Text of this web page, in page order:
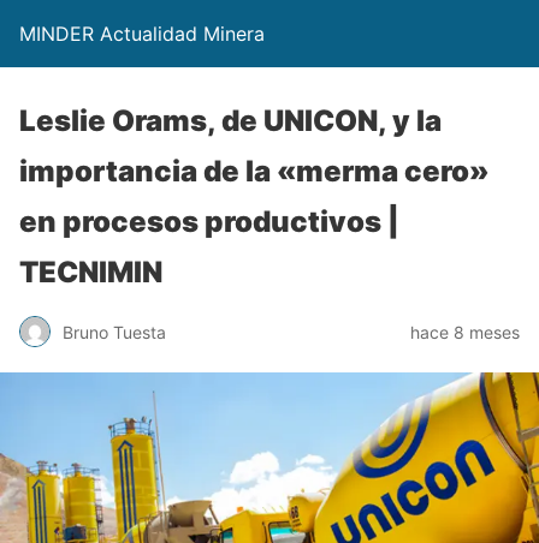
MINDER Actualidad Minera
Leslie Orams, de UNICON, y la
importancia de la «merma cero»
en procesos productivos |
TECNIMIN
Bruno Tuesta hace 8 meses